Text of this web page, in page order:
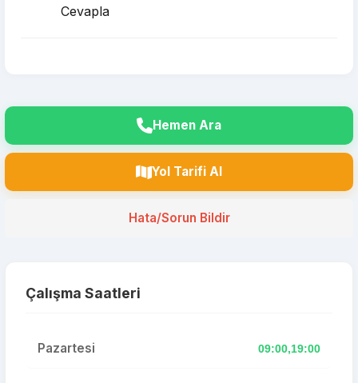
Cevapla
Hemen Ara
Yol Tarifi Al
Hata/Sorun Bildir
Çalışma Saatleri
Pazartesi 09:00,19:00